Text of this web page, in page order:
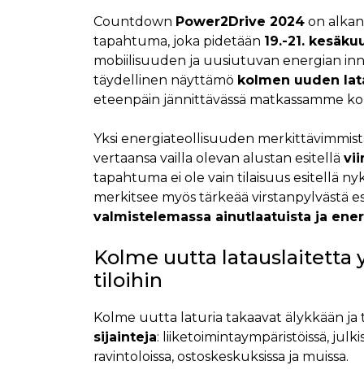
Countdown Power2Drive 2024on
tapahtuma, joka pidetään 19.-21.
mobiilisuuden ja uusiutuvan energian
täydellinen näyttämö kolmen uuden
eteenpäin jännittävässä matkassamme
Yksi energiateollisuuden
vertaansa vailla olevan alustan esitellä
tapahtuma ei ole vain tilaisuus esitellä
merkitsee myös tärkeää virstanpylvästä
valmistelemassa ainutlaatuista ja
Kolme uutta latauslaitetta
tiloihin
Kolme uutta laturia takaavat älykkään
sijainteja: liiketoimintaympäristöissä,
ravintoloissa, ostoskeskuksissa ja muissa.